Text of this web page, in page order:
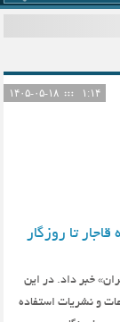
۱:۱۴
تا روزگار
خبر داد. در این
و نشریات استفاده